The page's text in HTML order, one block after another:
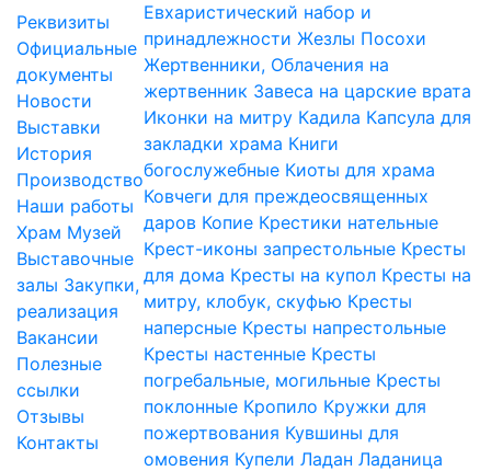
Реквизиты
Официальные
документы
Новости
Выставки
История
Производство
Наши работы
Храм Музей
Выставочные
залы Закупки,
реализация
Вакансии
Полезные
ссылки
Отзывы
Контакты
Евхаристический набор и
принадлежности Жезлы Посохи
Жертвенники, Облачения на
жертвенник Завеса на царские врата
Иконки на митру Кадила Капсула для
закладки храма Книги
богослужебные Киоты для храма
Ковчеги для преждеосвященных
даров Копие Крестики нательные
Крест-иконы запрестольные Кресты
для дома Кресты на купол Кресты на
митру, клобук, скуфью Кресты
наперсные Кресты напрестольные
Кресты настенные Кресты
погребальные, могильные Кресты
поклонные Кропило Кружки для
пожертвования Кувшины для
омовения Купели Ладан Ладаница